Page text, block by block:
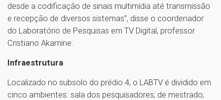
desde a codificação de sinais multimídia até transmissão
e recepção de diversos sistemas”, disse o coordenador
do Laboratório de Pesquisas em TV Digital, professor
Cristiano Akamine.
Infraestrutura
Localizado no subsolo do prédio 4, o LABTV é dividido em
cinco ambientes: sala dos pesquisadores; de mestrado;